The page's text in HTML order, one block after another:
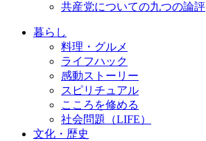
共産党についての九つの論評
暮らし
料理・グルメ
ライフハック
感動ストーリー
スピリチュアル
こころを修める
社会問題（LIFE）
文化・歴史